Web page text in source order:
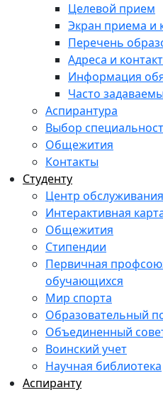
Целевой прием
Экран приема и
Перечень
Адреса и
Информация
Часто
Аспирантура
Выбор
Общежития
Контакты
Студенту
Центр
Интерактивная
Общежития
Стипендии
Первичная
обучающихся
Мир спорта
Образовательный
Объединенный
Воинский учет
Научная библиотека
Аспиранту